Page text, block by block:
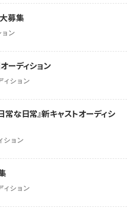
募集
ン
ディション
ィション
な日常』新キャストオーディシ
ション
ィション